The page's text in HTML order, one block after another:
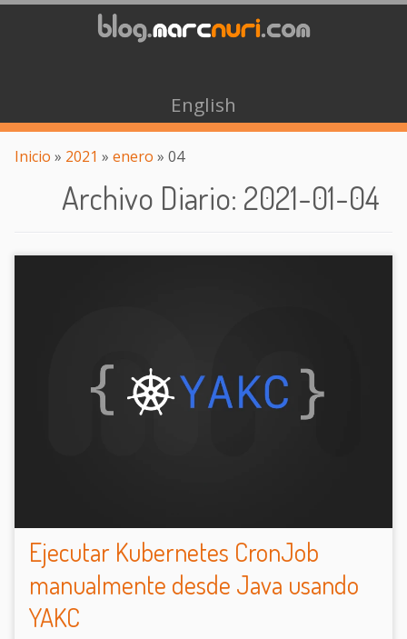
English
Inicio » 2021 » enero » 04
Archivo Diario: 2021-01-04
Ejecutar Kubernetes CronJob
manualmente desde Java usando
YAKC